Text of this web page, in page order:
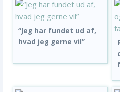
“Jeg har fundet ud af,
hvad jeg gerne vil”